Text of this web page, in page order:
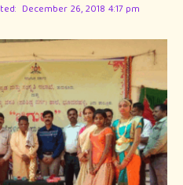
December 26, 2018 4:17 pm